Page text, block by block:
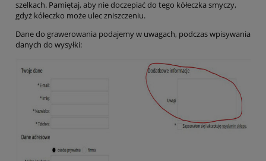
szelkach. Pamiętaj, aby nie doczepiać do tego kółeczka smyczy,
gdyż kółeczko może ulec zniszczeniu.
Dane do grawerowania podajemy w uwagach, podczas wpisywania
danych do wysyłki: